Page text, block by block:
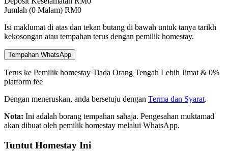
Jumlah (0 Malam) RM0
Isi maklumat di atas dan tekan butang di bawah untuk tanya tarikh
kekosongan atau tempahan terus dengan pemilik homestay.
Tempahan WhatsApp
Terus ke Pemilik homestay Tiada Orang Tengah Lebih Jimat & 0%
platform fee
Dengan meneruskan, anda bersetuju dengan Terma dan Syarat.
Nota: Ini adalah borang tempahan sahaja. Pengesahan muktamad
akan dibuat oleh pemilik homestay melalui WhatsApp.
Tuntut Homestay Ini